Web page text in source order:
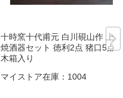
十時窯十代甫元 白川硯山作 上野
焼酒器セット 徳利2点 猪口5点
木箱入り
マイストア在庫： 1004